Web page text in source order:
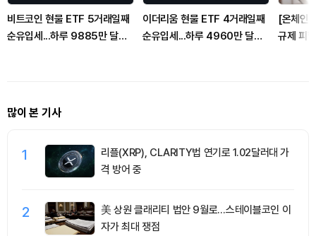
비트코인 현물 ETF 5거래일째
순유입세...하루 9885만 달러
이더리움 현물 ETF 4거래일째
순유입세...하루 4960만 달러
[온체인
규제 피
많이 본 기사
1
리플(XRP), CLARITY법 연기로 1.02달러대 가
격 방어 중
2
美 상원 클래리티 법안 9월로…스테이블코인 이
자가 최대 쟁점